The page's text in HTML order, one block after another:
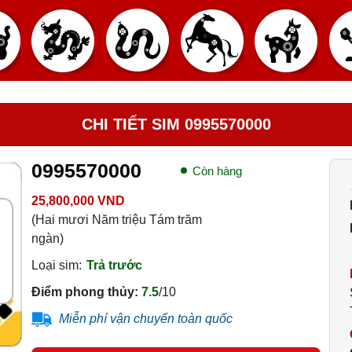
CHI TIẾT SIM 0995570000
0995570000 Còn hàng
25,800,000 VND
(Hai mươi Năm triệu Tám trăm
ngàn)
Loại sim: Trả trước
Điểm phong thủy: 7.5/10
Miễn phí vận chuyển toàn quốc